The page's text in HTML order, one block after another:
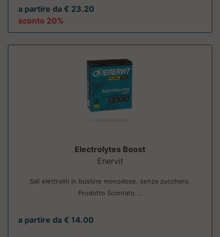
a partire da € 23.20
sconto 20%
Electrolytes Boost
Enervit
Sali elettroliti in bustine monodose. senza zucchero.
Prodotto Scontato....
a partire da € 14.00